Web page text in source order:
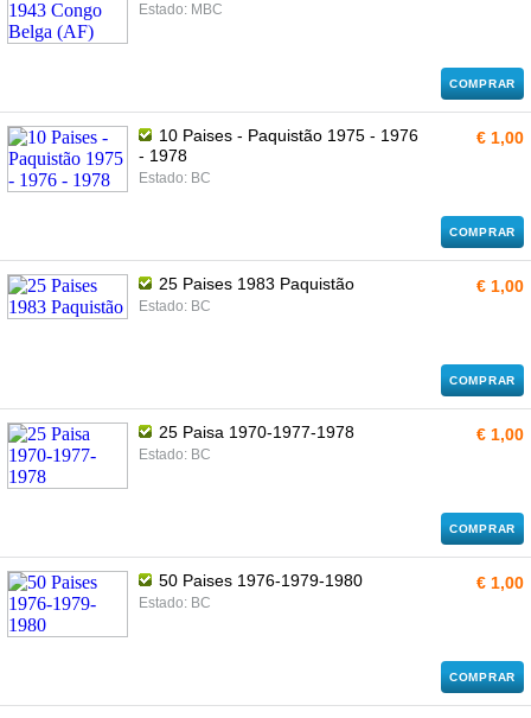
Estado: MBC
COMPRAR
10 Paises - Paquistão 1975 - 1976
- 1978
Estado: BC
€ 1,00
COMPRAR
25 Paises 1983 Paquistão
Estado: BC
€ 1,00
COMPRAR
25 Paisa 1970-1977-1978
Estado: BC
€ 1,00
COMPRAR
50 Paises 1976-1979-1980
Estado: BC
€ 1,00
COMPRAR